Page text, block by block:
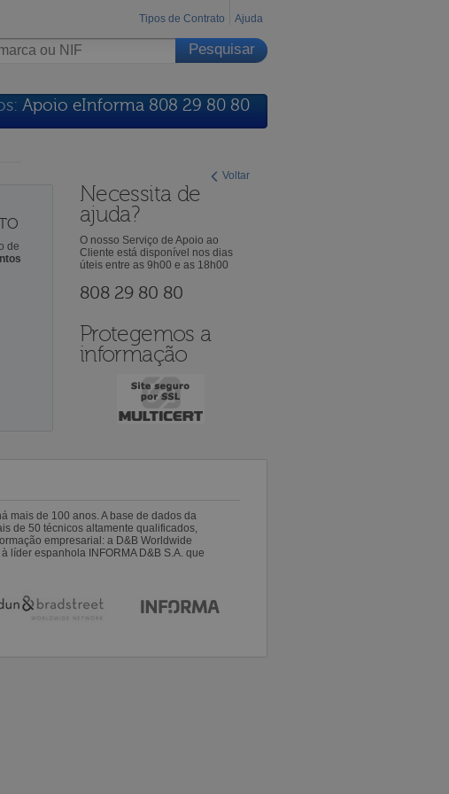
Tipos de Contrato Ajuda
Apoio eInforma 808 29 80 80
Voltar
de
Necessita de
ajuda?
O nosso Serviço de Apoio ao
Cliente está disponível nos dias
úteis entre as 9h00 e as 18h00
808 29 80 80
Protegemos a
informação
mais de 100 anos. A base de dados da
de 50 técnicos altamente qualificados,
empresarial: a D&B Worldwide
líder espanhola INFORMA D&B S.A. que